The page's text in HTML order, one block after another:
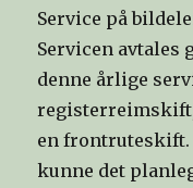
Service på
Servicen avtales
denne årlige
en
kunne det